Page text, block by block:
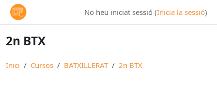
Ves al contingut principal
No heu iniciat sessió (Inicia la sessió)
2n BTX
Inici Cursos BATXILLERAT 2n BTX